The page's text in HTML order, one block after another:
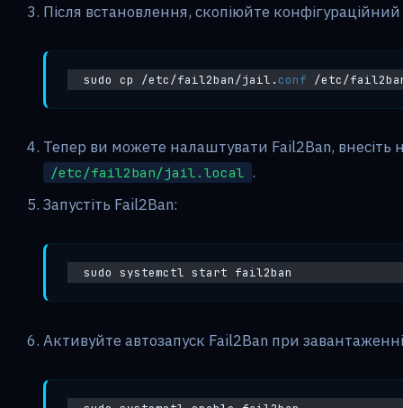
Після встановлення, скопіюйте
sudo cp /etc/fail2ban/jail. conf /etc/
Тепер ви можете налаштувати Fail2Ban, внесіть
/etc/fail2ban/jail.local .
Запустіть Fail2Ban:
sudo systemctl start fail2ban
Активуйте автозапуск Fail2Ban при